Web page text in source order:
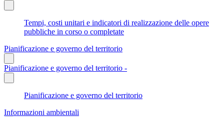
Tempi, costi unitari e indicatori di realizzazione delle opere
pubbliche in corso o completate
Pianificazione e governo del territorio
Pianificazione e governo del territorio -
Pianificazione e governo del territorio
Informazioni ambientali